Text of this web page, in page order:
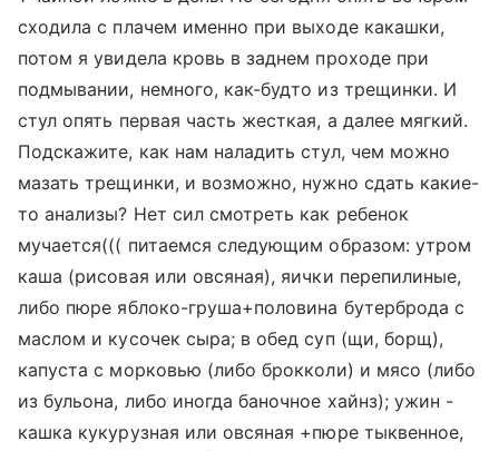
сходила с плачем именно при выходе какашки,
потом я увидела кровь в заднем проходе при
подмывании, немного, как-будто из трещинки. И
стул опять первая часть жесткая, а далее мягкий.
Подскажите, как нам наладить стул, чем можно
мазать трещинки, и возможно, нужно сдать какие-
то анализы? Нет сил смотреть как ребенок
мучается((( питаемся следующим образом: утром
каша (рисовая или овсяная), яички перепилиные,
либо пюре яблоко-груша+половина бутерброда с
маслом и кусочек сыра; в обед суп (щи, борщ),
капуста с морковью (либо брокколи) и мясо (либо
из бульона, либо иногда баночное хайнз); ужин -
кашка кукурузная или овсяная +пюре тыквенное,